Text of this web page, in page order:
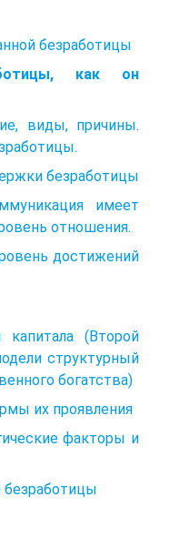
безработицы
как он
виды, причины.
безработицы
имеет
отношения.
достижений
(Второй
структурный
богатства)
их проявления
факторы и